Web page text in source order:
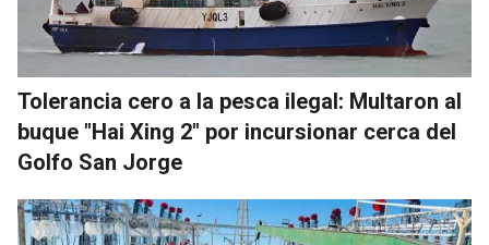
Tolerancia cero a la pesca ilegal: Multaron al
buque "Hai Xing 2" por incursionar cerca del
Golfo San Jorge